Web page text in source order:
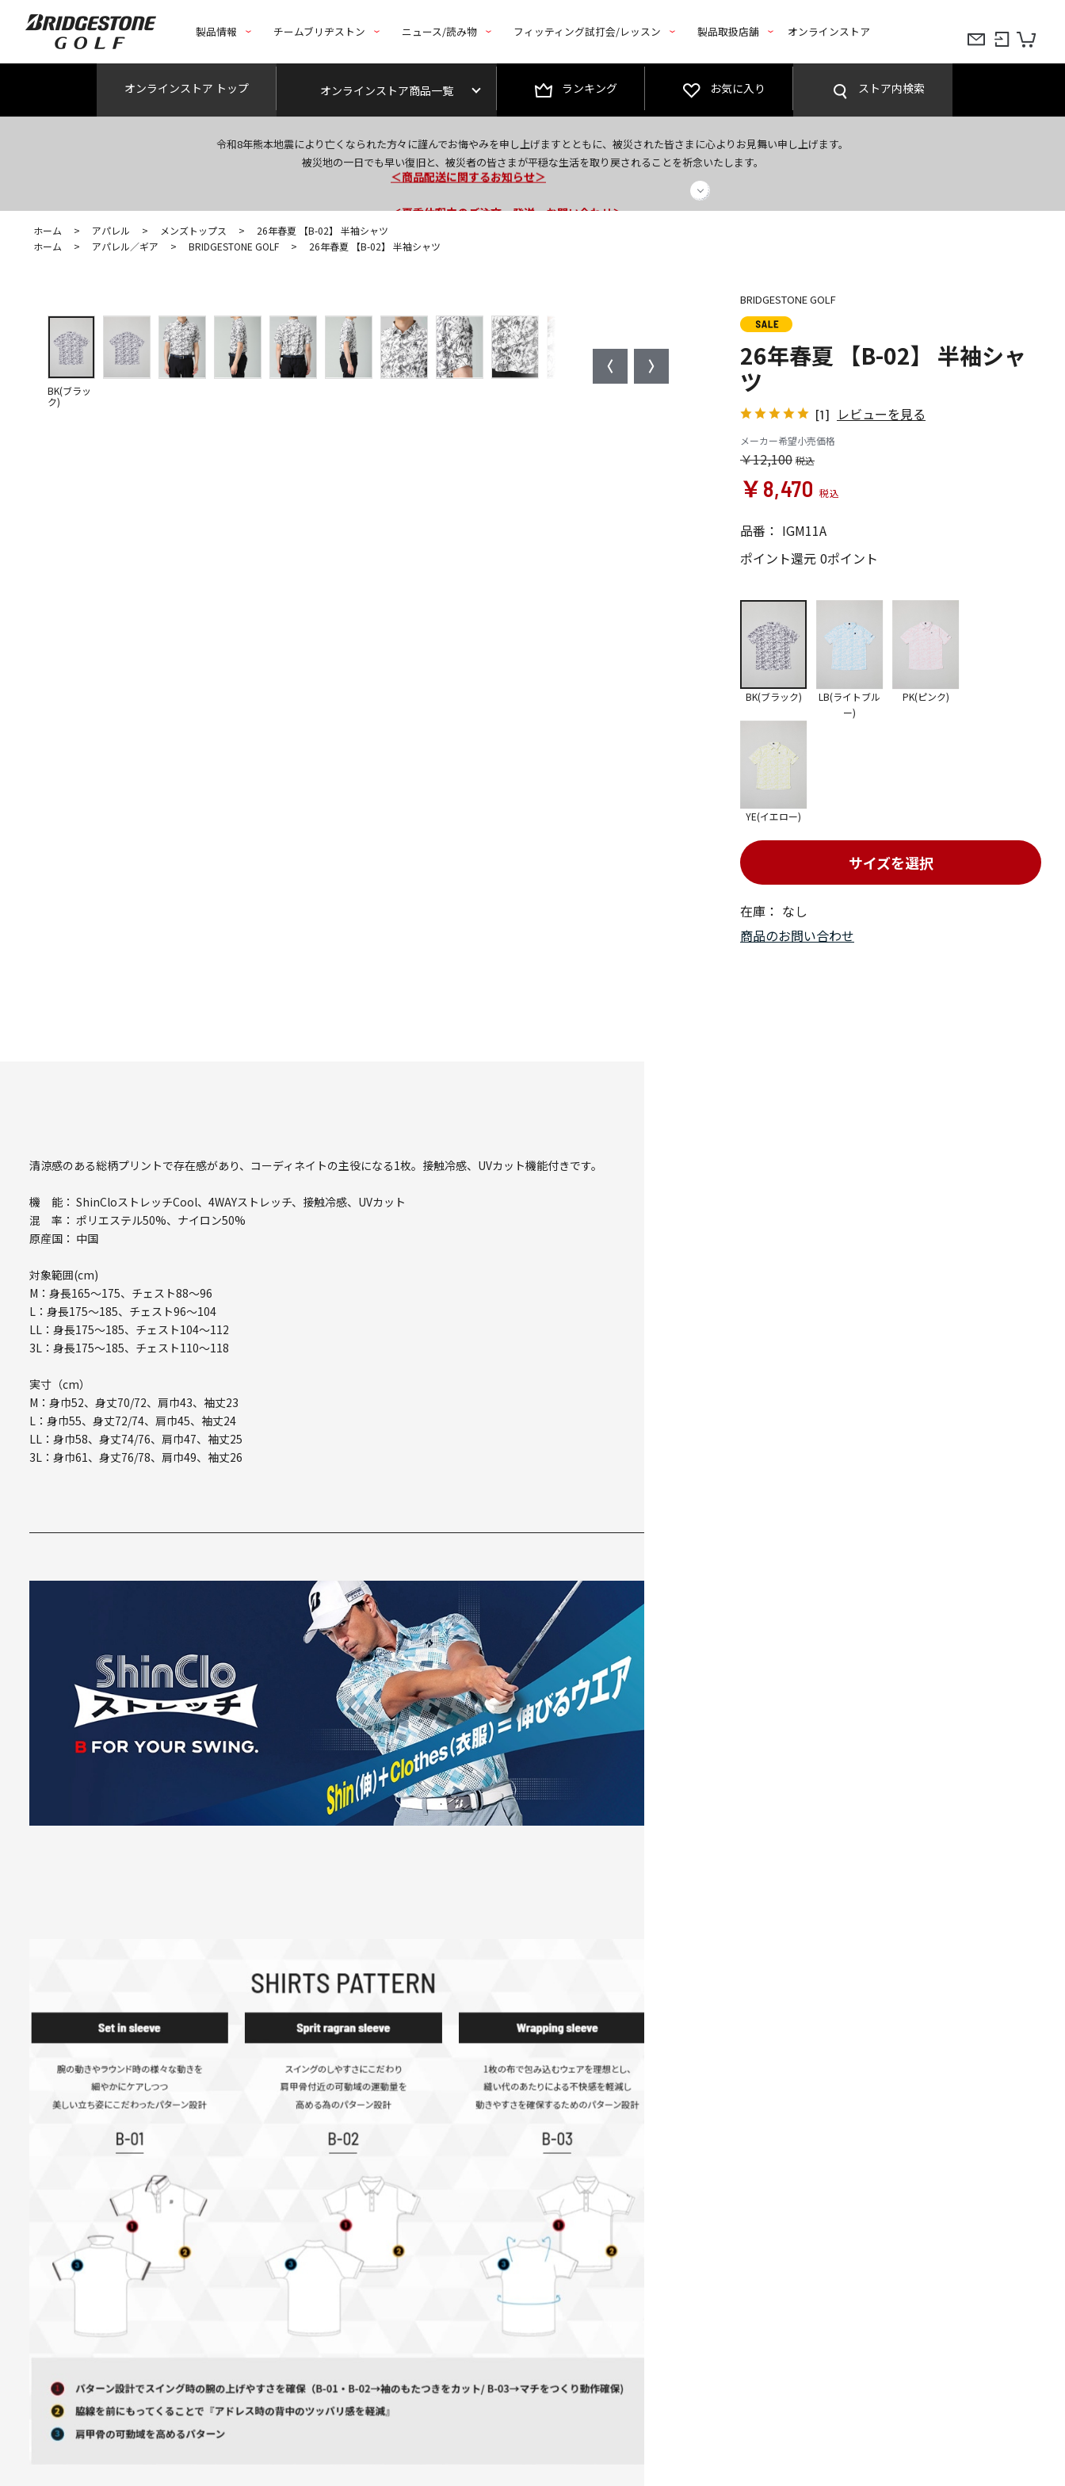
製品情報 チームブリヂストン ニュース/読み物 フィッティング試打会/レッスン 製品取扱店舗 オンラインストア
オンラインストア トップ オンラインストア商品一覧 ランキング お気に入り ストア内検索
令和8年熊本地震により亡くなられた方々に謹んでお悔やみを申し上げますとともに、被災された皆さまに心よりお見舞い申し上げます。
被災地の一日でも早い復旧と、被災者の皆さまが平穏な生活を取り戻されることを祈念いたします。
今なら新規会員登録で1,000円OFFクーポンプレゼント！
＜商品配送に関するお知らせ＞
ホーム > アパレル > メンズトップス >
26年春夏 【B-02】 半袖シャツ
ホーム
> アパレル／ギア > BRIDGESTONE GOLF > 26年春夏 【B-02】 半袖シャツ
BK(ブラッ
ク)
BRIDGESTONE GOLF
26年春夏 【B-02】 半袖シャ
ツ
[1] レビューを見る
メーカー希望小売価格
￥12,100
￥8,470
品番： IGM11A
ポイント還元 0ポイント
在庫： なし
サイズを選択
BK(ブラック)
LB(ライトブル
ー)
PK(ピンク)
YE(イエロー)
商品のお問い合わせ
清涼感のある総柄プリントで存在感があり、コーディネイトの主役になる1枚。接触冷感、UVカット機能付きです。
機 能： ShinCloストレッチCool、4WAYストレッチ、接触冷感、UVカット
混 率： ポリエステル50%、ナイロン50%
原産国： 中国
対象範囲(cm)
M：身長165～175、チェスト88～96
L：身長175～185、チェスト96～104
LL：身長175～185、チェスト104～112
3L：身長175～185、チェスト110～118
実寸（cm）
M：身巾52、身丈70/72、肩巾43、袖丈23
L：身巾55、身丈72/74、肩巾45、袖丈24
LL：身巾58、身丈74/76、肩巾47、袖丈25
3L：身巾61、身丈76/78、肩巾49、袖丈26